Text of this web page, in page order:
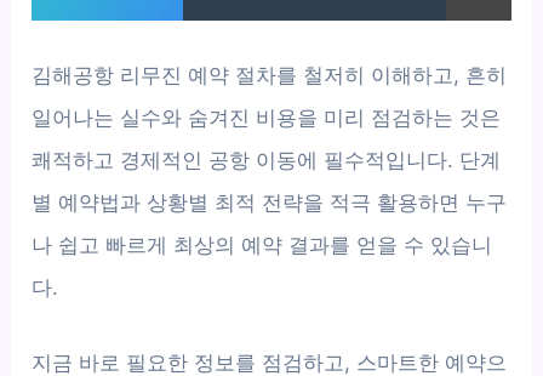
김해공항 리무진 예약 절차를 철저히 이해하고, 흔히
일어나는 실수와 숨겨진 비용을 미리 점검하는 것은
쾌적하고 경제적인 공항 이동에 필수적입니다. 단계
별 예약법과 상황별 최적 전략을 적극 활용하면 누구
나 쉽고 빠르게 최상의 예약 결과를 얻을 수 있습니
다.
지금 바로 필요한 정보를 점검하고, 스마트한 예약으